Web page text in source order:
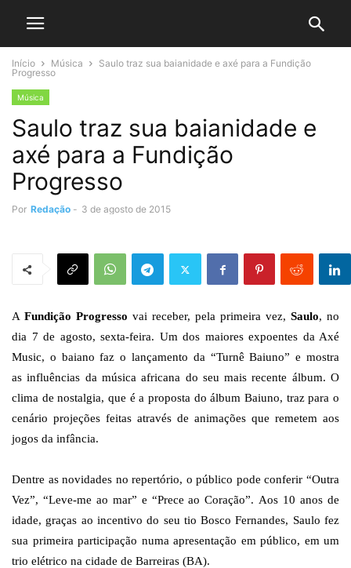
Início Música
Saulo traz sua baianidade e axé para a Fundição
Progresso
Música
Saulo traz sua baianidade e
axé para a Fundição
Progresso
Por Redação - 3 de agosto de 2015
A Fundição Progresso vai receber, pela primeira vez, Saulo, no
dia 7 de agosto, sexta-feira. Um dos maiores expoentes da Axé
Music, o baiano faz o lançamento da “Turnê Baiuno” e mostra
as influências da música africana do seu mais recente álbum. O
clima de nostalgia, que é a proposta do álbum Baiuno, traz para o
cenário projeções feitas através de animações que remetem aos
jogos da infância.
Dentre as novidades no repertório, o público pode conferir “Outra
Vez”, “Leve-me ao mar” e “Prece ao Coração”. Aos 10 anos de
idade, graças ao incentivo do seu tio Bosco Fernandes, Saulo fez
sua primeira participação numa apresentação em público, em um
trio elétrico na cidade de Barreiras (BA).